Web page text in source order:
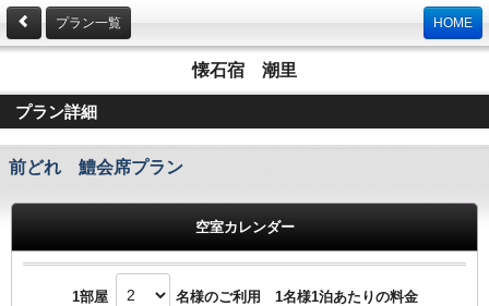
プラン一覧 HOME
懐石宿 潮里
プラン詳細
前どれ 鱧会席プラン
空室カレンダー
1部屋 名様のご利用 1名様1泊あたりの料金